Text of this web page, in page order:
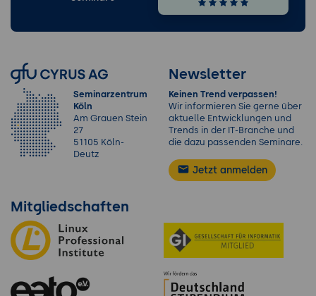
Seminarzentrum
Köln
Am Grauen Stein
27
51105 Köln-
Deutz
Newsletter
Keinen Trend verpassen!
Wir informieren Sie gerne über
aktuelle Entwicklungen und
Trends in der IT-Branche und
die dazu passenden Seminare.
Jetzt anmelden
Mitgliedschaften